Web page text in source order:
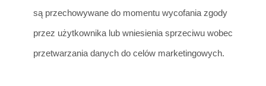
są przechowywane do momentu wycofania zgody
przez użytkownika lub wniesienia sprzeciwu wobec
przetwarzania danych do celów marketingowych.